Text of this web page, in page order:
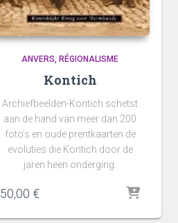
ANVERS RÉGIONALISME
Kontich
Archiefbeelden-Kontich schetst
aan de hand van meer dan 200
foto’s en oude prentkaarten de
evoluties die Kontich door de
jaren heen onderging.
50,00 €